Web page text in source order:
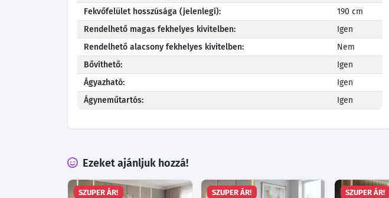
Fekvőfelület hosszúsága (jelenlegi):
190 cm
Rendelhető magas fekhelyes kivitelben:
Igen
Rendelhető alacsony fekhelyes kivitelben:
Nem
Bővíthető:
Igen
Ágyazható:
Igen
Ágyneműtartós:
Igen
Ezeket ajánljuk hozzá!
SZUPER ÁR! SZUPER ÁR! SZUPER ÁR!